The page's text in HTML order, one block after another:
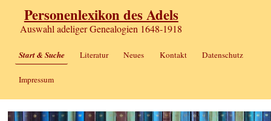
Personenlexikon des Adels
Auswahl adeliger Genealogien 1648-1918
Start & Suche Literatur Neues Kontakt Datenschutz
Impressum